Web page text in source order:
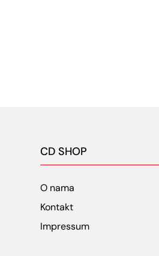
CD SHOP
O nama
Kontakt
Impressum